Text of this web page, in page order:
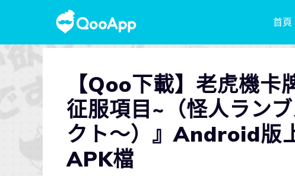
首頁
【Qoo下載】老虎機
征服項目~（怪人ラン
クト～）』Android版
APK檔